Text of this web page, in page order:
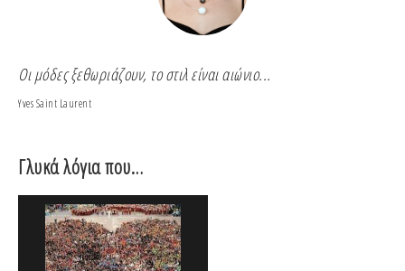
Οι μόδες ξεθωριάζουν, το στιλ είναι αιώνιο...
Yves Saint Laurent
Γλυκά λόγια που…